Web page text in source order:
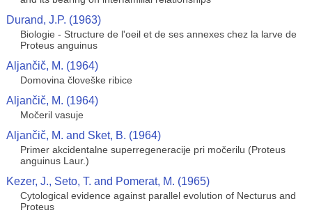
Durand, J.P. (1963)
Biologie - Structure de l'oeil et de ses annexes chez la larve de
Proteus anguinus
Aljančič, M. (1964)
Domovina človeške ribice
Aljančič, M. (1964)
Močeril vasuje
Aljančič, M. and Sket, B. (1964)
Primer akcidentalne superregeneracije pri močerilu (Proteus
anguinus Laur.)
Kezer, J., Seto, T. and Pomerat, M. (1965)
Cytological evidence against parallel evolution of Necturus and
Proteus